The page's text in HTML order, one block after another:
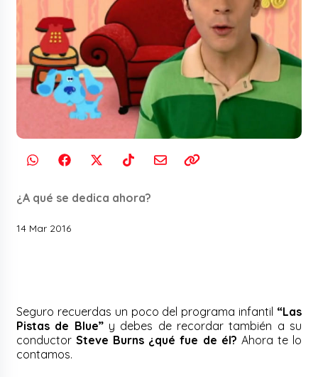
¿A qué se dedica ahora?
14 Mar 2016
Seguro recuerdas un poco del programa infantil “Las
Pistas de Blue”y debes de recordar también a su
conductorSteve Burns ¿qué fue de él? Ahora te lo
contamos.